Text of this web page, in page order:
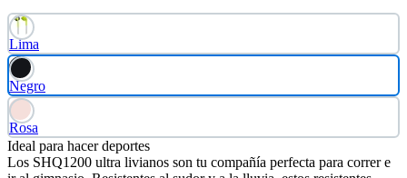
Lima
Negro
Rosa
Ideal para hacer deportes
Los SHQ1200 ultra livianos son tu compañía perfecta para correr e